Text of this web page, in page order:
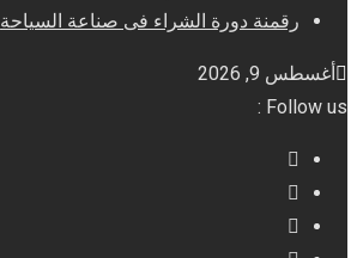
رقمنة دورة الشراء فى صناعة السياحة
أغسطس 9, 2026
Follow us :